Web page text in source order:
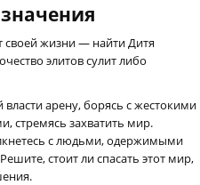
своей жизни — найти Дитя
элитов сулит либо
арену, борясь с жестокими
стремясь захватить мир.
с людьми, одержимыми
стоит ли спасать этот мир,